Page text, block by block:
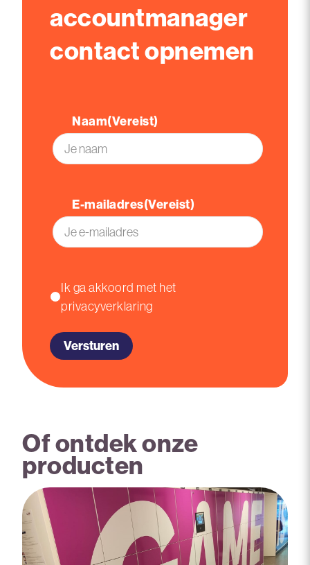
accountmanager
contact opnemen
Naam(Vereist)
E-mailadres(Vereist)
Instemming
Ik ga akkoord met het
privacyverklaring
Of ontdek onze
producten